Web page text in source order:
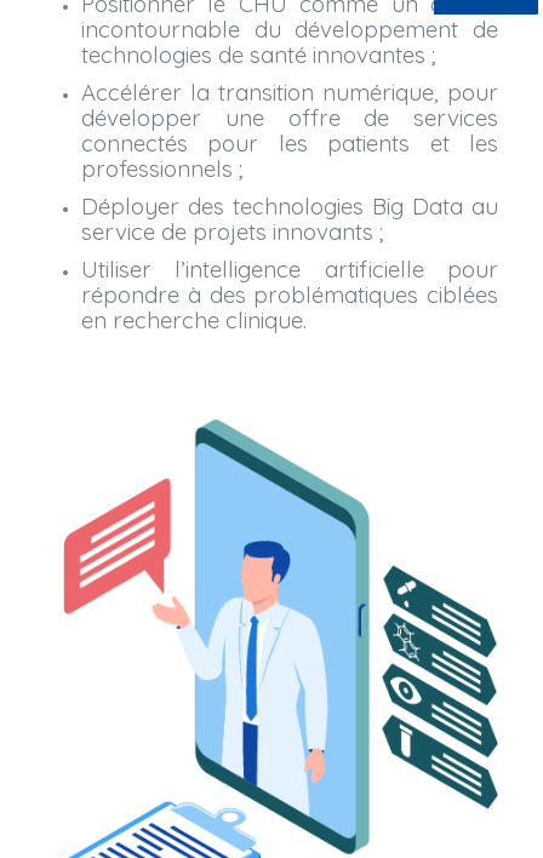
incontournable du développement de
technologies de santé innovantes ;
Accélérer la transition numérique, pour
développer une offre de services
connectés pour les patients et les
professionnels ;
Déployer des technologies Big Data au
service de projets innovants ;
Utiliser l’intelligence artificielle pour
répondre à des problématiques ciblées
en recherche clinique.